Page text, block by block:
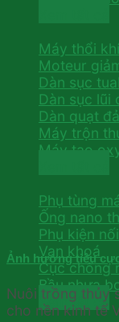
Máy thổi khí
Moteur
Dàn sục
Dàn sục lũi
Dàn quạt
Máy trộn
Máy tạo
Phụ tùng
Ống nano
Phụ kiện
Van khoá
Cục chống
Bầu nhựa
Xem tất cả
Ảnh hưởng tiêu
Nuôi trồng thủy
cho nền kinh tế